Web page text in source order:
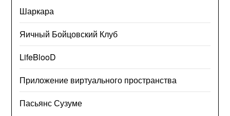
Шаркара
Яичный Бойцовский Клуб
LifeBlooD
Приложение виртуального пространства
Пасьянс Сузуме